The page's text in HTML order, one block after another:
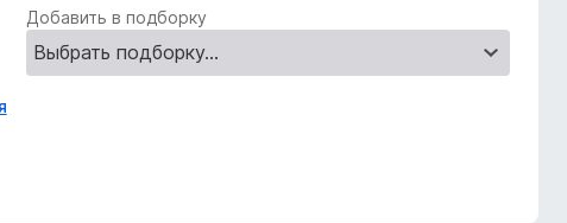
Добавить в подборку